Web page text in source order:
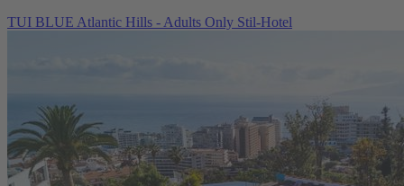
TUI BLUE Atlantic Hills - Adults Only Stil-Hotel